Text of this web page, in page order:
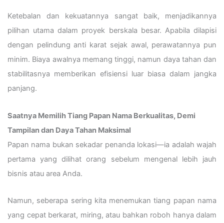
Ketebalan dan kekuatannya sangat baik, menjadikannya
pilihan utama dalam proyek berskala besar. Apabila dilapisi
dengan pelindung anti karat sejak awal, perawatannya pun
minim. Biaya awalnya memang tinggi, namun daya tahan dan
stabilitasnya memberikan efisiensi luar biasa dalam jangka
panjang.
Saatnya Memilih Tiang Papan Nama Berkualitas, Demi
Tampilan dan Daya Tahan Maksimal
Papan nama bukan sekadar penanda lokasi—ia adalah wajah
pertama yang dilihat orang sebelum mengenal lebih jauh
bisnis atau area Anda.
Namun, seberapa sering kita menemukan tiang papan nama
yang cepat berkarat, miring, atau bahkan roboh hanya dalam